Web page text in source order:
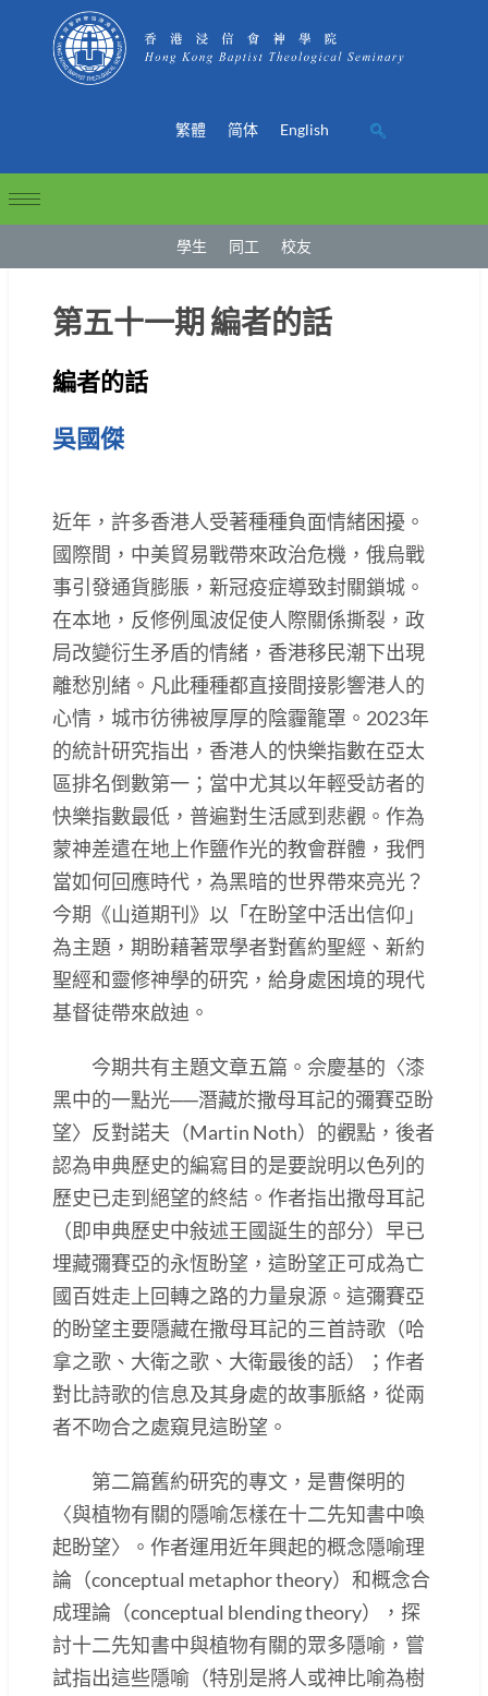
繁體 简体 English
學生 同工 校友
第五十一期 編者的話
編者的話
吳國傑
近年，許多香港人受著種種負面情緒困擾。
國際間，中美貿易戰帶來政治危機，俄烏戰
事引發通貨膨脹，新冠疫症導致封關鎖城。
在本地，反修例風波促使人際關係撕裂，政
局改變衍生矛盾的情緒，香港移民潮下出現
離愁別緒。凡此種種都直接間接影響港人的
心情，城市彷彿被厚厚的陰霾籠罩。2023年
的統計研究指出，香港人的快樂指數在亞太
區排名倒數第一；當中尤其以年輕受訪者的
快樂指數最低，普遍對生活感到悲觀。作為
蒙神差遣在地上作鹽作光的教會群體，我們
當如何回應時代，為黑暗的世界帶來亮光？
今期《山道期刊》以「在盼望中活出信仰」
為主題，期盼藉著眾學者對舊約聖經、新約
聖經和靈修神學的研究，給身處困境的現代
基督徒帶來啟迪。
今期共有主題文章五篇。佘慶基的〈漆
黑中的一點光──潛藏於撒母耳記的彌賽亞盼
望〉反對諾夫（Martin Noth）的觀點，後者
認為申典歷史的編寫目的是要說明以色列的
歷史已走到絕望的終結。作者指出撒母耳記
（即申典歷史中敍述王國誕生的部分）早已
埋藏彌賽亞的永恆盼望，這盼望正可成為亡
國百姓走上回轉之路的力量泉源。這彌賽亞
的盼望主要隱藏在撒母耳記的三首詩歌（哈
拿之歌、大衛之歌、大衛最後的話）；作者
對比詩歌的信息及其身處的故事脈絡，從兩
者不吻合之處窺見這盼望。
第二篇舊約研究的專文，是曹傑明的
〈與植物有關的隱喻怎樣在十二先知書中喚
起盼望〉。作者運用近年興起的概念隱喻理
論（conceptual metaphor theory）和概念合
成理論（conceptual blending theory），探
討十二先知書中與植物有關的眾多隱喻，嘗
試指出這些隱喻（特別是將人或神比喻為樹